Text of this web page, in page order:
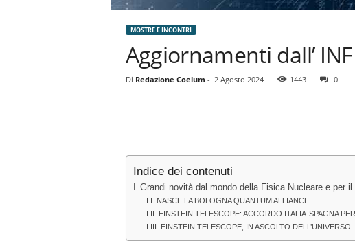
MOSTRE E INCONTRI
Aggiornamenti dall’
Di Redazione Coelum - 2 Agosto 2024 1443 0
Indice dei contenuti
Grandi novità dal mondo della Fisica Nucleare e per
NASCE LA BOLOGNA QUANTUM ALLIANCE
EINSTEIN TELESCOPE: ACCORDO ITALIA-SPAGNA
EINSTEIN TELESCOPE, IN ASCOLTO DELL’UNIVERSO